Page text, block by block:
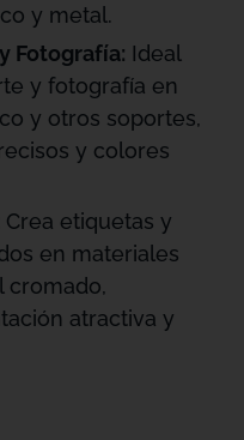
y metal.
Fotografía: Ideal
y fotografía en
y otros soportes,
y colores
Crea etiquetas y
en materiales
cromado,
atractiva y